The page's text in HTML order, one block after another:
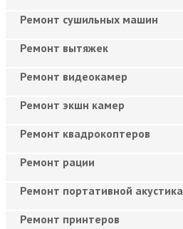
Ремонт сушильных машин
Ремонт вытяжек
Ремонт видеокамер
Ремонт экшн камер
Ремонт квадрокоптеров
Ремонт рации
Ремонт портативной акустика
Ремонт принтеров